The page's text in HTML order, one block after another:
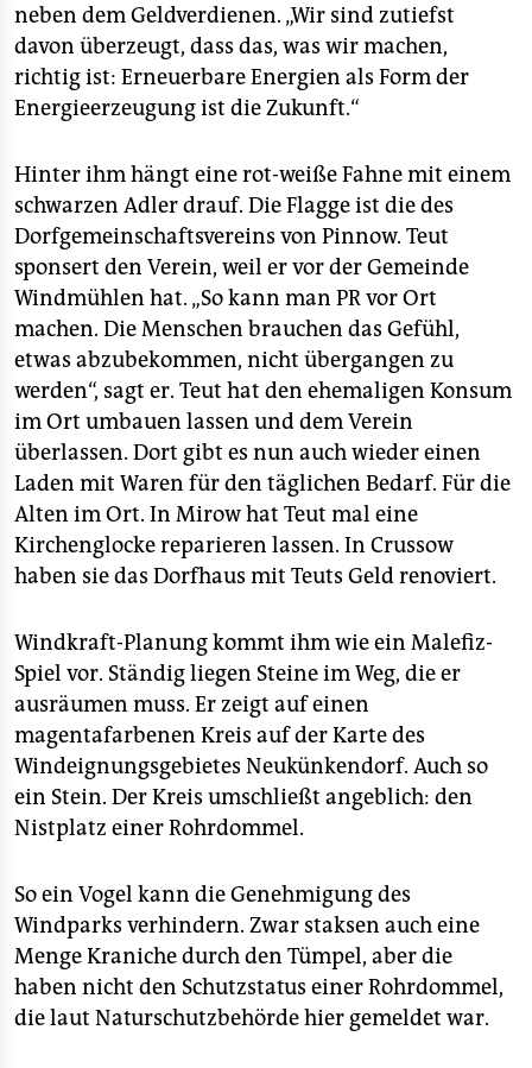
neben dem Geldverdienen. „Wir sind zutiefst
davon überzeugt, dass das, was wir machen,
richtig ist: Erneuerbare Energien als Form der
Energieerzeugung ist die Zukunft.“
Hinter ihm hängt eine rot-weiße Fahne mit einem
schwarzen Adler drauf. Die Flagge ist die des
Dorfgemeinschaftsvereins von Pinnow. Teut
sponsert den Verein, weil er vor der Gemeinde
Windmühlen hat. „So kann man PR vor Ort
machen. Die Menschen brauchen das Gefühl,
etwas abzubekommen, nicht übergangen zu
werden“, sagt er. Teut hat den ehemaligen Konsum
im Ort umbauen lassen und dem Verein
überlassen. Dort gibt es nun auch wieder einen
Laden mit Waren für den täglichen Bedarf. Für die
Alten im Ort. In Mirow hat Teut mal eine
Kirchenglocke reparieren lassen. In Crussow
haben sie das Dorfhaus mit Teuts Geld renoviert.
Windkraft-Planung kommt ihm wie ein Malefiz-
Spiel vor. Ständig liegen Steine im Weg, die er
ausräumen muss. Er zeigt auf einen
magentafarbenen Kreis auf der Karte des
Windeignungsgebietes Neukünkendorf. Auch so
ein Stein. Der Kreis umschließt angeblich: den
Nistplatz einer Rohrdommel.
So ein Vogel kann die Genehmigung des
Windparks verhindern. Zwar staksen auch eine
Menge Kraniche durch den Tümpel, aber die
haben nicht den Schutzstatus einer Rohrdommel,
die laut Naturschutzbehörde hier gemeldet war.